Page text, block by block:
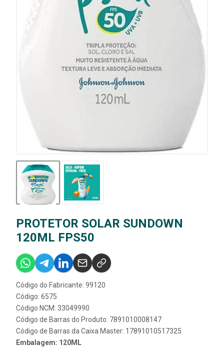
PROTETOR SOLAR SUNDOWN
120ML FPS50
Código do Fabricante: 99120
Código: 6575
Código NCM: 33049990
Código de Barras do Produto: 7891010008147
Código de Barras da Caixa Master: 17891010517325
Embalagem: 120ML